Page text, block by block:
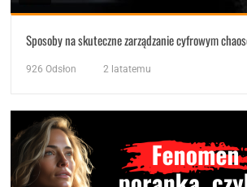
Sposoby na skuteczne zarządzanie cyfrowym
926 Odsłon 2 latatemu